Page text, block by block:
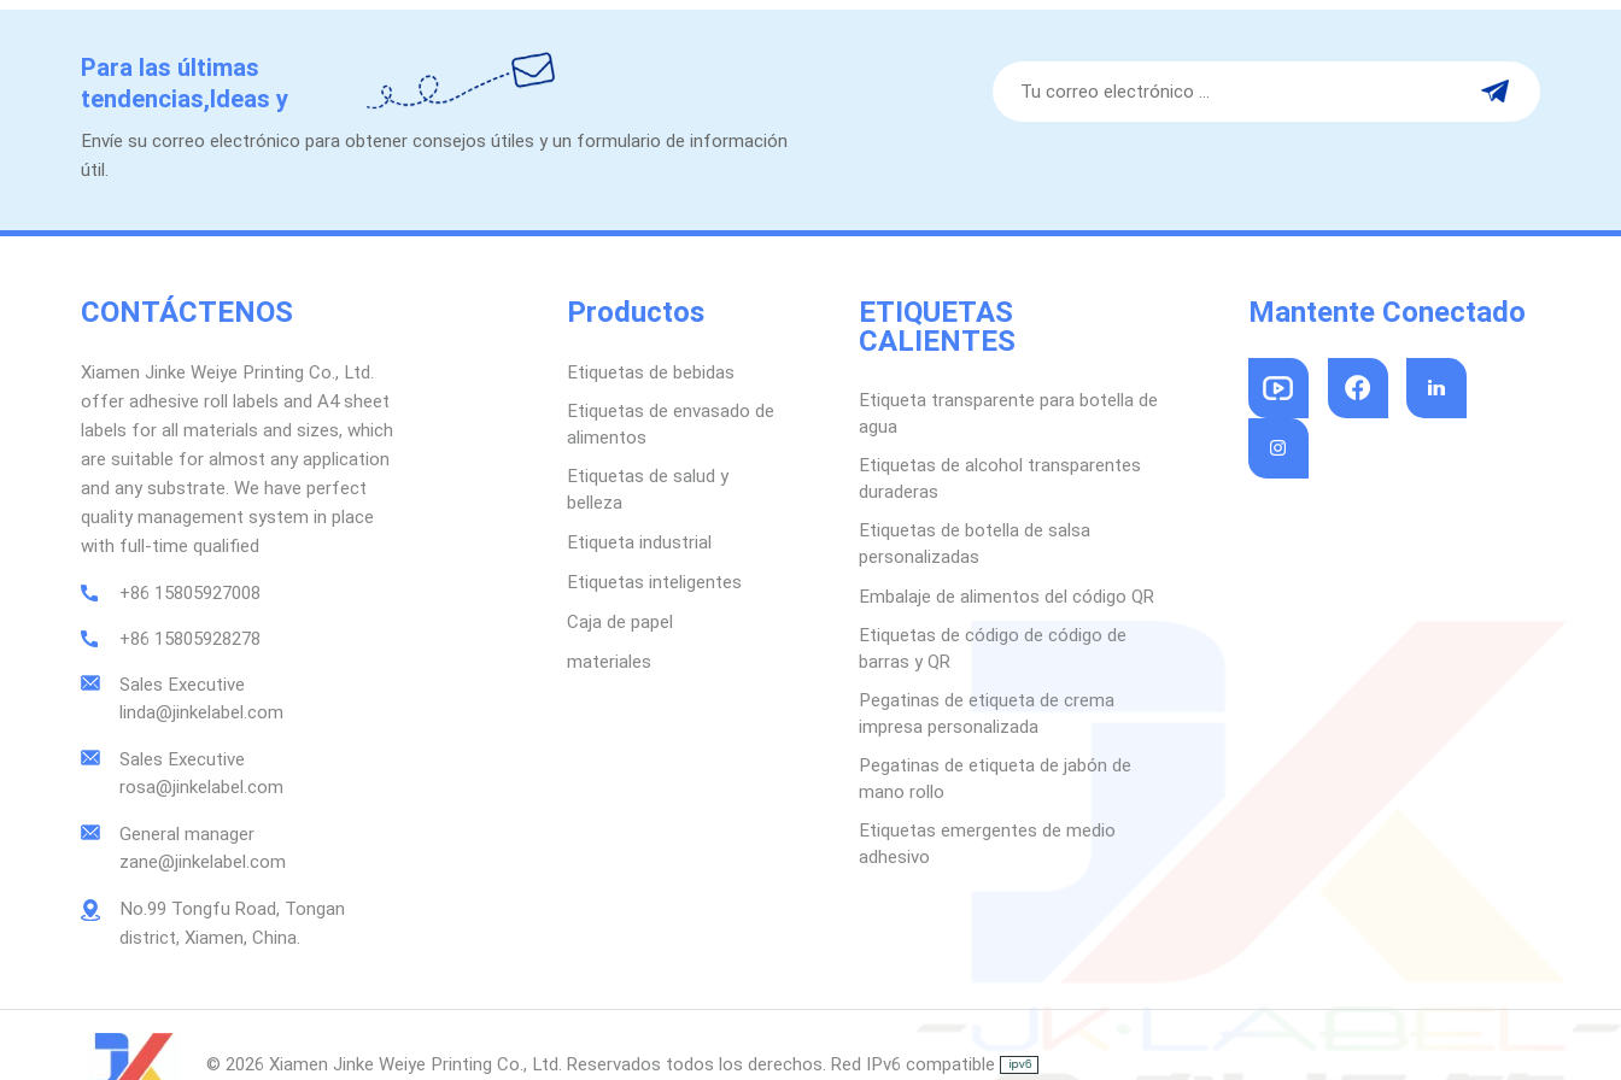
Para las últimas
tendencias,Ideas y
promociones.
Envíe su correo electrónico para obtener consejos útiles y un formulario de información
útil.
CONTÁCTENOS
Xiamen Jinke Weiye Printing Co., Ltd.
offer adhesive roll labels and A4 sheet
labels for all materials and sizes, which
are suitable for almost any application
and any substrate. We have perfect
quality management system in place
with full-time qualified
+86 15805927008
+86 15805928278
Sales Executive
linda@jinkelabel.com
Sales Executive
rosa@jinkelabel.com
General manager
zane@jinkelabel.com
No.99 Tongfu Road, Tongan
district, Xiamen, China.
Productos
Etiquetas de bebidas
Etiquetas de envasado de
alimentos
Etiquetas de salud y
belleza
Etiqueta industrial
Etiquetas inteligentes
Caja de papel
materiales
ETIQUETAS
CALIENTES
Etiqueta transparente para botella de
agua
Etiquetas de alcohol transparentes
duraderas
Etiquetas de botella de salsa
personalizadas
Embalaje de alimentos del código QR
Etiquetas de código de código de
barras y QR
Pegatinas de etiqueta de crema
impresa personalizada
Pegatinas de etiqueta de jabón de
mano rollo
Etiquetas emergentes de medio
adhesivo
Mantente Conectado
© 2026 Xiamen Jinke Weiye Printing Co., Ltd. Reservados todos los derechos. Red IPv6 compatible